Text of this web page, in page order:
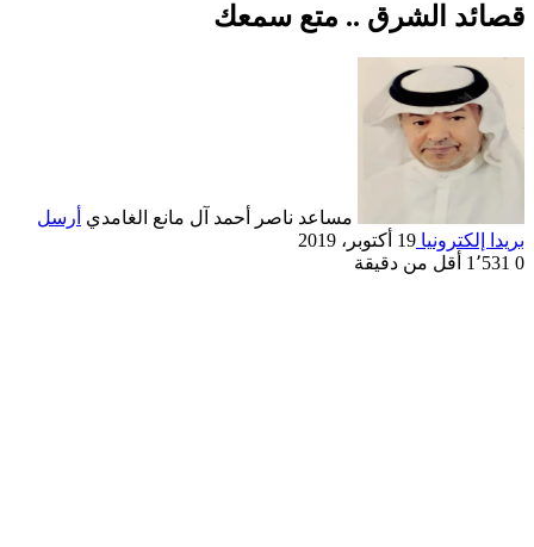
قصائد الشرق .. متع سمعك
مساعد ناصر أحمد آل مانع الغامدي أرسل
بريدا إلكترونيا 19 أكتوبر، 2019
0
أقل من دقيقة